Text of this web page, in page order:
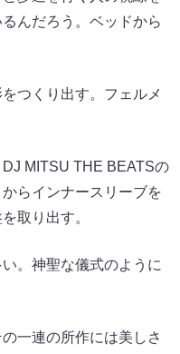
んだろう。ベッドから
つくり出す。フェルメ
MITSU THE BEATSの
らインナースリーブを
取り出す。
。神聖な儀式のように
一連の所作には美しさ